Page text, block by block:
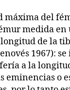
del
medida en
de la
1967):
a la
eminencias o